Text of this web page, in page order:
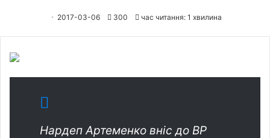
2017-03-06 300 час читання: 1 хвилина
Нардеп Артеменко вніс до ВР